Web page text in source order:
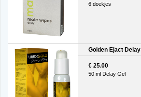
6 doekjes
Golden Ejact Delay
€ 25.00
50 ml Delay Gel